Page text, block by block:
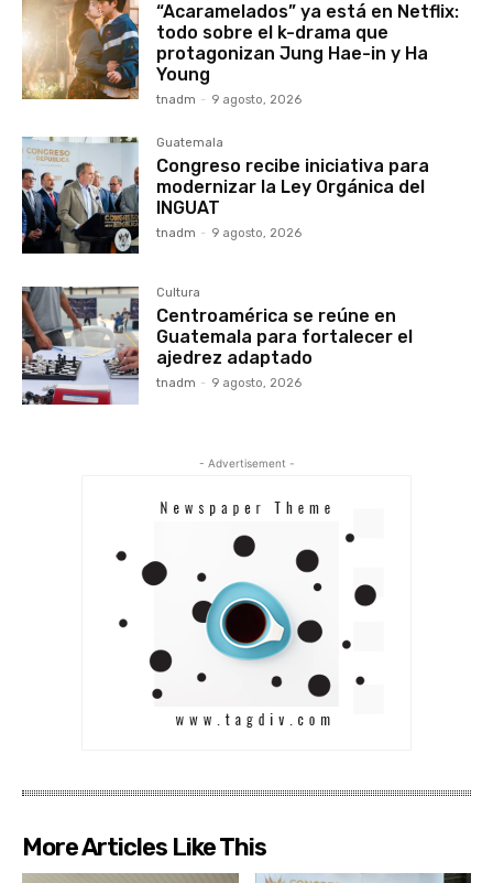
“Acaramelados” ya está en Netflix:
todo sobre el k-drama que
protagonizan Jung Hae-in y Ha
Young
tnadm - 9 agosto, 2026
Guatemala
Congreso recibe iniciativa para
modernizar la Ley Orgánica del
INGUAT
tnadm - 9 agosto, 2026
Cultura
Centroamérica se reúne en
Guatemala para fortalecer el
ajedrez adaptado
tnadm - 9 agosto, 2026
- Advertisement -
More Articles Like This